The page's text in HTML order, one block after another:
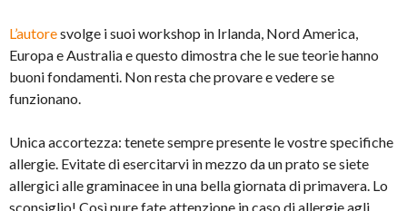
L’autoresvolge i suoi workshop in Irlanda, Nord America,
Europa e Australia e questo dimostra che le sue teorie hanno
buoni fondamenti. Non resta che provare e vedere se
funzionano.
Unica accortezza: tenete sempre presente le vostre specifiche
allergie. Evitate di esercitarvi in mezzo da un prato se siete
allergici alle graminacee in una bella giornata di primavera. Lo
sconsiglio! Così pure fate attenzione in caso di allergie agli